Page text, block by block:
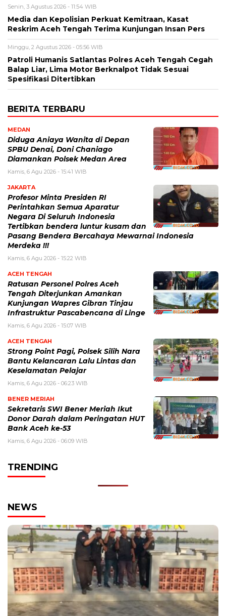
Senin, 3 Agustus 2026 - 11:54 WIB
Media dan Kepolisian Perkuat Kemitraan, Kasat
Reskrim Aceh Tengah Terima Kunjungan Insan Pers
Minggu, 2 Agustus 2026 - 05:56 WIB
Patroli Humanis Satlantas Polres Aceh Tengah Cegah
Balap Liar, Lima Motor Berknalpot Tidak Sesuai
Spesifikasi Ditertibkan
BERITA TERBARU
MEDAN
Diduga Aniaya Wanita di Depan
SPBU Denai, Doni Chaniago
Diamankan Polsek Medan Area
Kamis, 6 Agu 2026 - 15:41 WIB
JAKARTA
Profesor Minta Presiden RI
Perintahkan Semua Aparatur
Negara Di Seluruh Indonesia
Tertibkan bendera luntur kusam dan
Pasang Bendera Bercahaya Mewarnai Indonesia
Merdeka !!!
Kamis, 6 Agu 2026 - 15:22 WIB
ACEH TENGAH
Ratusan Personel Polres Aceh
Tengah Diterjunkan Amankan
Kunjungan Wapres Gibran Tinjau
Infrastruktur Pascabencana di Linge
Kamis, 6 Agu 2026 - 15:07 WIB
ACEH TENGAH
Strong Point Pagi, Polsek Silih Nara
Bantu Kelancaran Lalu Lintas dan
Keselamatan Pelajar
Kamis, 6 Agu 2026 - 06:23 WIB
BENER MERIAH
Sekretaris SWI Bener Meriah Ikut
Donor Darah dalam Peringatan HUT
Bank Aceh ke-53
Kamis, 6 Agu 2026 - 06:09 WIB
TRENDING
NEWS